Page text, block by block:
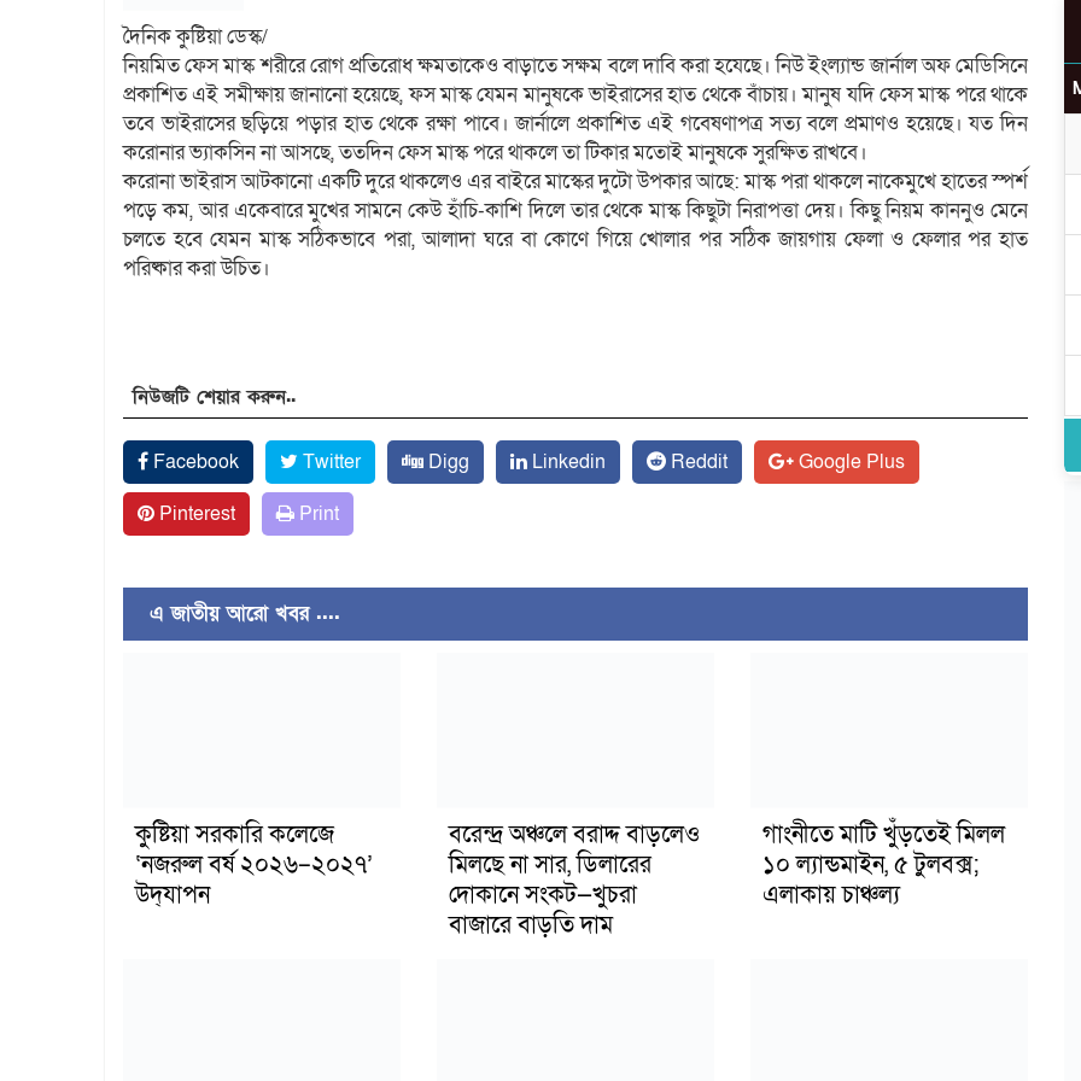
দৈনিক কুষ্টিয়া ডেস্ক/
নিয়মিত ফেস মাস্ক শরীরে রোগ প্রতিরোধ ক্ষমতাকেও বাড়াতে সক্ষম বলে দাবি করা হযেছে। নিউ ইংল্যান্ড জার্নাল অফ মেডিসিনে
প্রকাশিত এই সমীক্ষায় জানানো হয়েছে, ফস মাস্ক যেমন মানুষকে ভাইরাসের হাত থেকে বাঁচায়। মানুষ যদি ফেস মাস্ক পরে থাকে
তবে ভাইরাসের ছড়িয়ে পড়ার হাত থেকে রক্ষা পাবে। জার্নালে প্রকাশিত এই গবেষণাপত্র সত্য বলে প্রমাণও হয়েছে। যত দিন
করোনার ভ্যাকসিন না আসছে, ততদিন ফেস মাস্ক পরে থাকলে তা টিকার মতোই মানুষকে সুরক্ষিত রাখবে।
করোনা ভাইরাস আটকানো একটি দুরে থাকলেও এর বাইরে মাস্কের দুটো উপকার আছে: মাস্ক পরা থাকলে নাকেমুখে হাতের স্পর্শ
পড়ে কম, আর একেবারে মুখের সামনে কেউ হাঁচি-কাশি দিলে তার থেকে মাস্ক কিছুটা নিরাপত্তা দেয়। কিছু নিয়ম কাননুও মেনে
চলতে হবে যেমন মাস্ক সঠিকভাবে পরা, আলাদা ঘরে বা কোণে গিয়ে খোলার পর সঠিক জায়গায় ফেলা ও ফেলার পর হাত
পরিষ্কার করা উচিত।
নিউজটি শেয়ার করুন..
Facebook Twitter Digg Linkedin Reddit
Google Plus
Pinterest
Print
এ জাতীয় আরো খবর ....
কুষ্টিয়া সরকারি কলেজে
‘নজরুল বর্ষ ২০২৬–২০২৭’
উদ্‌যাপন
বরেন্দ্র অঞ্চলে বরাদ্দ বাড়লেও
মিলছে না সার, ডিলারের
দোকানে সংকট—খুচরা
বাজারে বাড়তি দাম
গাংনীতে মাটি খুঁড়তেই মিলল
১০ ল্যান্ডমাইন, ৫ টুলবক্স;
এলাকায় চাঞ্চল্য